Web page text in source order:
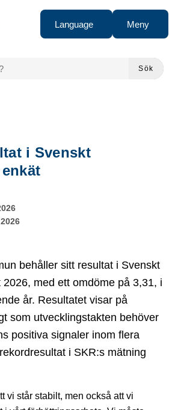
Language Meny
Sök
i Svenskt
behåller sitt resultat i Svenskt
med ett omdöme på 3,31, i
år. Resultatet visar på
som utvecklingstakten behöver
positiva signaler inom flera
i SKR:s mätning
vi står stabilt, men också att vi